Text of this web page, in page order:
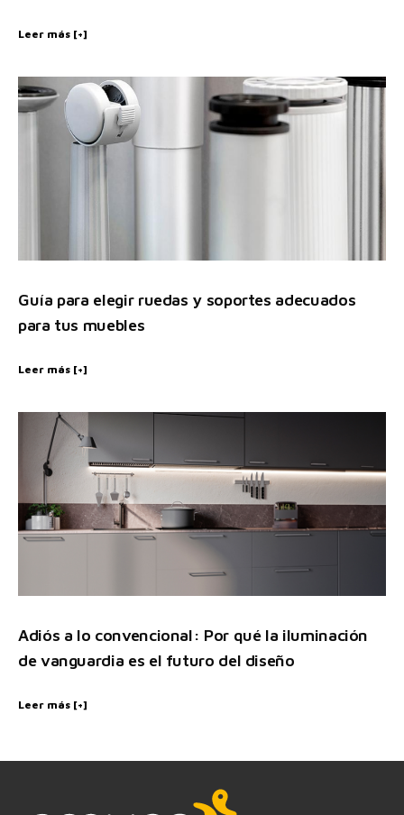
Leer más [+]
Guía para elegir ruedas y soportes adecuados
para tus muebles
Leer más [+]
Adiós a lo convencional: Por qué la iluminación
de vanguardia es el futuro del diseño
Leer más [+]